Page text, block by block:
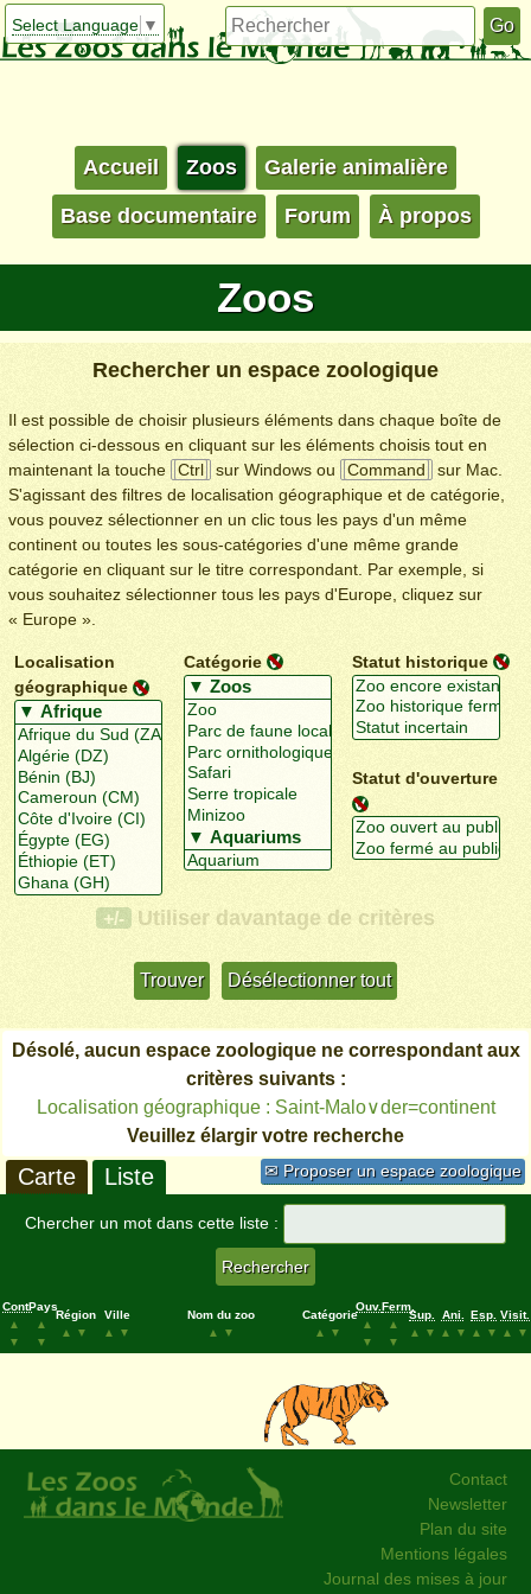
Select Language ▼
Accueil Zoos Galerie animalière
Base documentaire Forum À propos
Zoos
Rechercher un espace zoologique
Il est possible de choisir plusieurs éléments dans chaque boîte de
sélection ci-dessous en cliquant sur les éléments choisis tout en
maintenant la touche
Ctrl sur Windows ou Command
sur Mac.
S'agissant des filtres de localisation géographique et de catégorie,
vous pouvez sélectionner en un clic tous les pays d'un même
continent ou toutes les sous-catégories d'une même grande
catégorie en cliquant sur le titre correspondant. Par exemple, si
vous souhaitez sélectionner tous les pays d'Europe, cliquez sur
« Europe ».
Localisation
géographique
Catégorie Statut historique
Statut d'ouverture
+/- Utiliser davantage de critères
Désolé, aucun espace zoologique ne correspondant aux
critères suivants :
Localisation géographique : Saint-Malo∨der=continent
Veuillez élargir votre recherche
✉ Proposer un espace zoologique
Carte Liste
Chercher un mot dans cette liste :
Cont.
▲
▼
Pays
▲
▼
Région
▲
▼
Ville
▲
▼
Nom du zoo
▲
▼
Catégorie
▲
▼
Ouv.
▲
▼
Ferm.
▲
▼
Sup.
▲
▼
Ani.
▲
▼
Esp.
▲
▼
Visit.
▲
▼
Contact
Newsletter
Plan du site
Mentions légales
Journal des mises à jour